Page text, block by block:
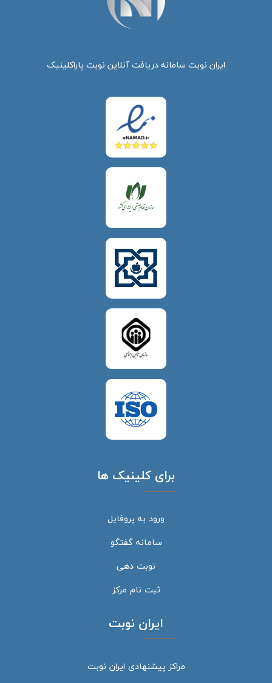
ایران نوبت سامانه دریافت آنلاین نوبت پاراکلینیک
برای کلینیک ها
ورود به پروفایل
سامانه گفتگو
نوبت دهی
ثبت نام مرکز
ایران نوبت
مراکز پیشنهادی ایران نوبت